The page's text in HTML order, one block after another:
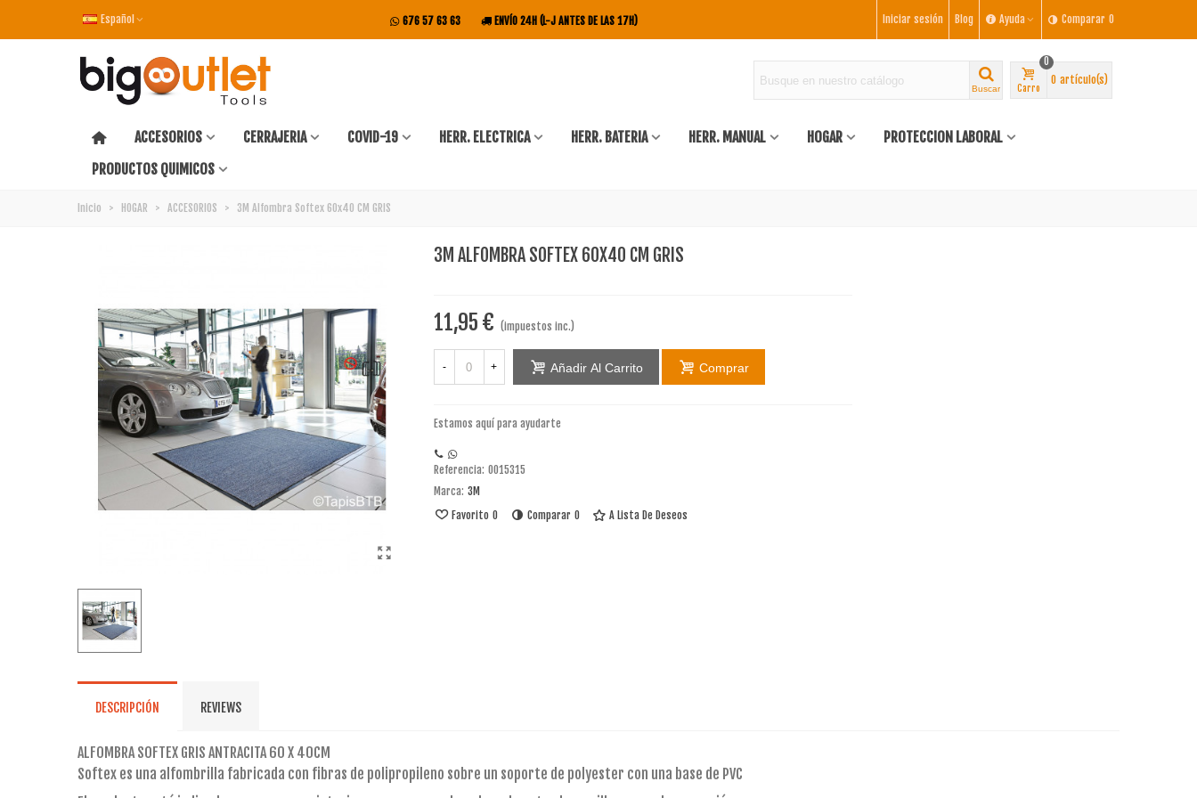
Español 676 57 63 63 ENVÍO 24H (L-J ANTES DE LAS 17H) Iniciar sesión Blog Ayuda Comparar 0
Buscar Carro
0
0 artículo(s)
ACCESORIOS CERRAJERIA COVID-19 HERR. ELECTRICA HERR. BATERIA HERR. MANUAL HOGAR
PROTECCION LABORAL
PRODUCTOS QUIMICOS
Inicio > HOGAR > ACCESORIOS > 3M Alfombra Softex 60x40 CM GRIS
3M ALFOMBRA SOFTEX 60X40 CM GRIS
11,95 € (impuestos inc.)
- + Añadir Al Carrito Comprar
Estamos aquí para ayudarte
Referencia: 0015315
Marca: 3M
Favorito 0 Comparar 0 A Lista De Deseos
DESCRIPCIÓN REVIEWS
ALFOMBRA SOFTEX GRIS ANTRACITA 60 X 40CM
Softex es una alfombrilla fabricada con fibras de polipropileno sobre un soporte de polyester con una base de PVC